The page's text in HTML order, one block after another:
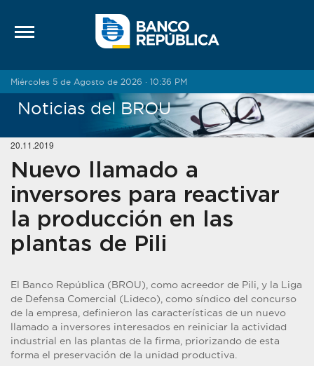
Miércoles 5 de Agosto de 2026 · 10:36 PM
Noticias del BROU
20.11.2019
Nuevo llamado a
inversores para reactivar
la producción en las
plantas de Pili
El Banco República (BROU), como acreedor de Pili, y la Liga
de Defensa Comercial (Lideco), como síndico del concurso
de la empresa, definieron las características de un nuevo
llamado a inversores interesados en reiniciar la actividad
industrial en las plantas de la firma, priorizando de esta
forma el preservación de la unidad productiva.